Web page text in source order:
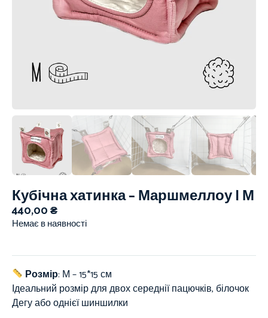
Кубічна хатинка – Маршмеллоу | М
440,00₴
Немає в наявності
Розмір: М – 15*15 см
Ідеальний розмір для двох середнії пацючків, білочок
Дегу або однієї шиншилки